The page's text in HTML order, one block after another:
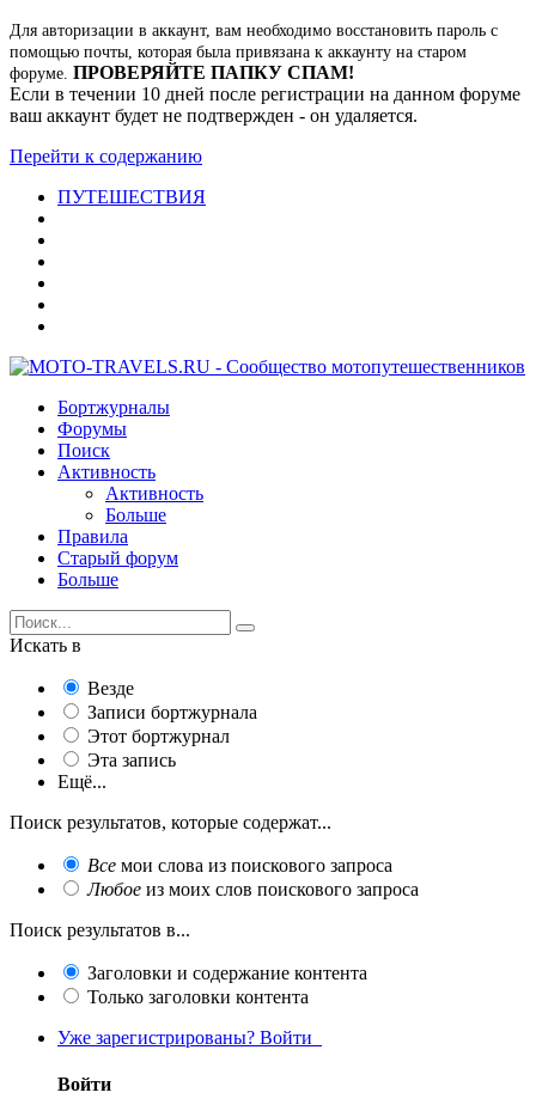
Для авторизации в аккаунт, вам необходимо восстановить пароль с
помощью почты, которая была привязана к аккаунту на старом
форуме. ПРОВЕРЯЙТЕ ПАПКУ СПАМ!
Если в течении 10 дней после регистрации на данном форуме
ваш аккаунт будет не подтвержден - он удаляется.
Перейти к содержанию
ПУТЕШЕСТВИЯ
Бортжурналы
Форумы
Поиск
Активность
Активность
Больше
Правила
Старый форум
Больше
Искать в
Везде
Записи бортжурнала
Этот бортжурнал
Эта запись
Ещё...
Поиск результатов, которые содержат...
Все мои слова из поискового запроса
Любое из моих слов поискового запроса
Поиск результатов в...
Заголовки и содержание контента
Только заголовки контента
Уже зарегистрированы? Войти
Войти